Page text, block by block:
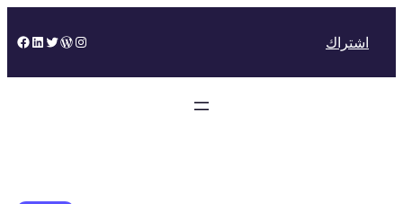
to
Facebook
LinkedIn
Twitter
WordPress
Instagram اشتراك